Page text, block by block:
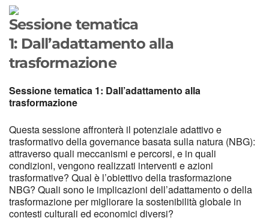
Sessione tematica
1: Dall’adattamento alla
trasformazione
Sessione tematica 1: Dall’adattamento alla
trasformazione
Questa sessione affronterà il potenziale adattivo e
trasformativo della governance basata sulla natura (NBG):
attraverso quali meccanismi e percorsi, e in quali
condizioni, vengono realizzati interventi e azioni
trasformative? Qual è l’obiettivo della trasformazione
NBG? Quali sono le implicazioni dell’adattamento o della
trasformazione per migliorare la sostenibilità globale in
contesti culturali ed economici diversi?